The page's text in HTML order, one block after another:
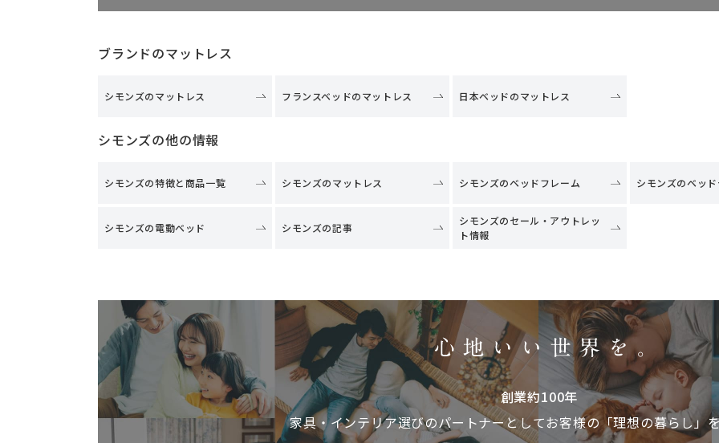
ブランドのマットレス
シモンズのマットレス フランスベッドのマットレス 日本ベッドのマットレス
シモンズの他の情報
シモンズの特徴と商品一覧 シモンズのマットレス シモンズのベッドフレーム シモンズのベッ
シモンズの電動ベッド シモンズの記事
シモンズのセール・アウトレッ
ト情報
創業約100年
家具・インテリア選びのパートナーとしてお客様の「理想の暮らし」